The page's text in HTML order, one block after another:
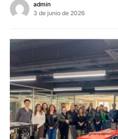
admin
3 de junio de 2026